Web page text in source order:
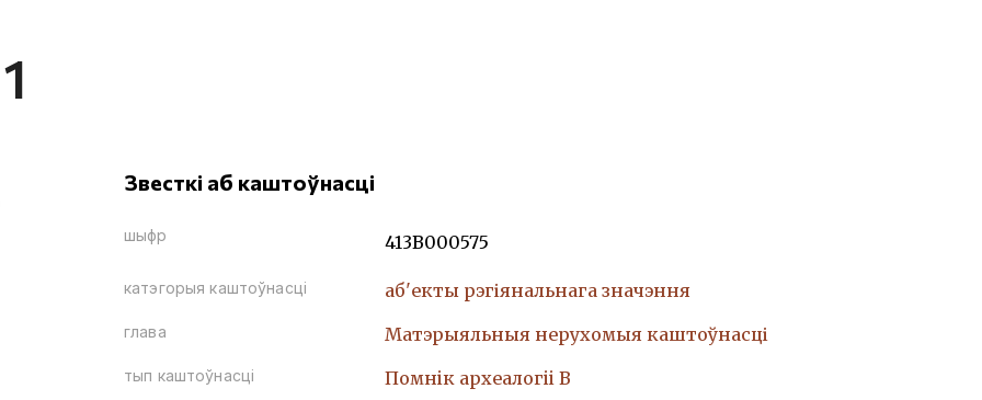
Звесткі аб каштоўнасці
шыфр 413В000575
катэгорыя каштоўнасці аб'екты рэгіянальнага значэння
глава Матэрыяльныя нерухомыя каштоўнасці
тып каштоўнасці Помнiк археалогii В